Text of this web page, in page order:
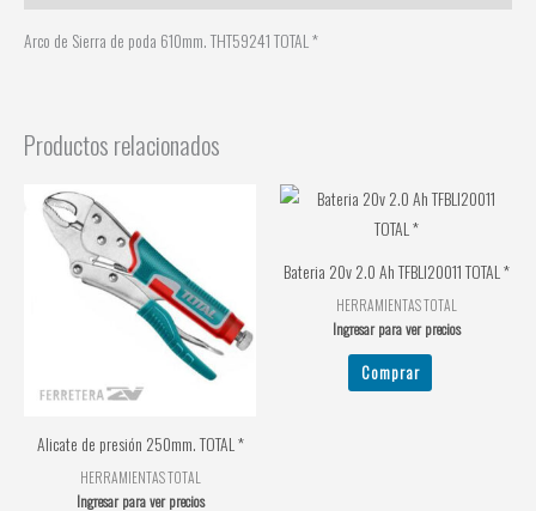
Arco de Sierra de poda 610mm. THT59241 TOTAL *
Productos relacionados
Alicate de presión 250mm. TOTAL *
HERRAMIENTAS TOTAL
Ingresar para ver precios
Bateria 20v 2.0 Ah TFBLI20011 TOTAL *
HERRAMIENTAS TOTAL
Ingresar para ver precios
Comprar